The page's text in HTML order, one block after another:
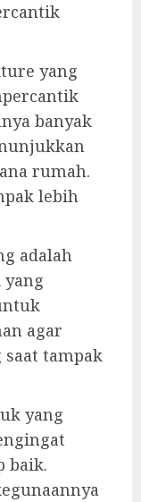
yang
banyak
rumah.
lebih
adalah
agar
tampak
yang
baik.